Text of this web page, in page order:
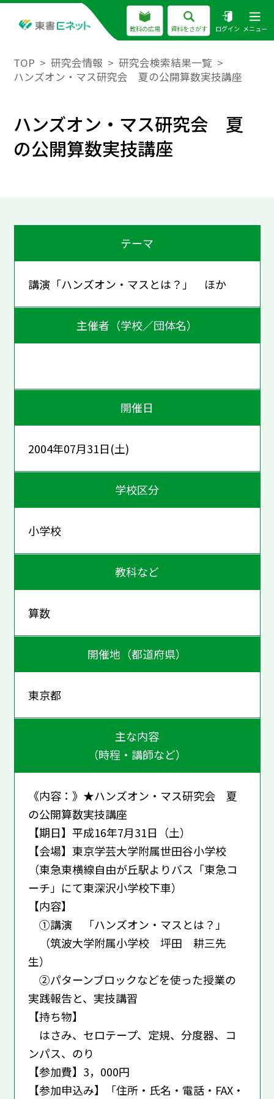
教科の広場 資料をさがす ログイン メニュー
TOP 研究会情報
研究会検索結果一覧
ハンズオン・マス研究会 夏の公開算数実技講座
ハンズオン・マス研究会 夏
の公開算数実技講座
テーマ
講演「ハンズオン・マスとは？」 ほか
主催者（学校／団体名）
開催日
2004年07月31日(土)
学校区分
小学校
教科など
算数
開催地（都道府県）
東京都
主な内容
（時程・講師など）
《内容：》★ハンズオン・マス研究会 夏
の公開算数実技講座
【期日】平成16年7月31日（土）
【会場】東京学芸大学附属世田谷小学校
（東急東横線自由が丘駅よりバス「東急コ
ーチ」にて東深沢小学校下車）
【内容】
①講演 「ハンズオン・マスとは？」
（筑波大学附属小学校 坪田 耕三先
生）
②パターンブロックなどを使った授業の
実践報告と、実技講習
【持ち物】
はさみ、セロテープ、定規、分度器、コ
ンパス、のり
【参加費】3，000円
【参加申込み】「住所・氏名・電話・FAX・